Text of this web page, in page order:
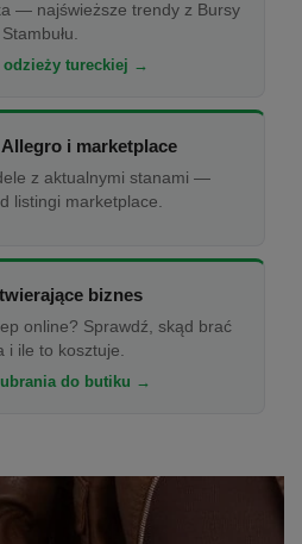
— najświeższe trendy z Bursy
Stambułu.
odzieży tureckiej →
i marketplace
z aktualnymi stanami —
listingi marketplace.
biznes
online? Sprawdź, skąd brać
i ile to kosztuje.
do butiku →